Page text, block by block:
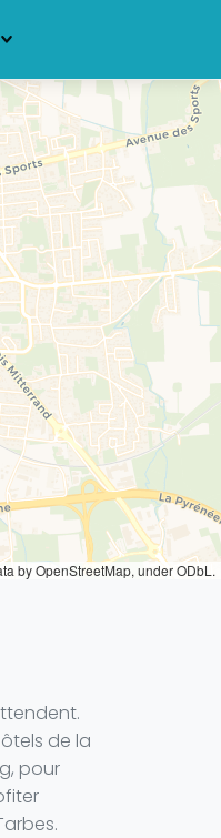
by OpenStreetMap, under ODbL.
de la
pour